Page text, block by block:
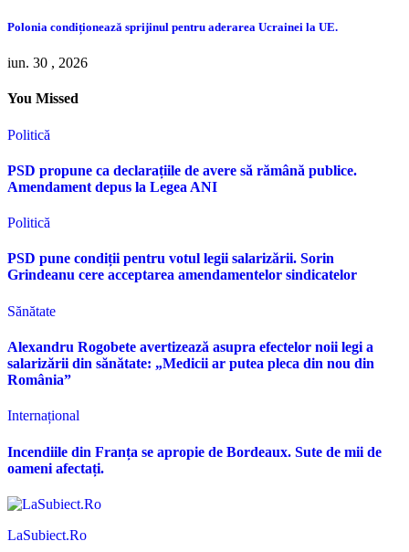
Polonia condiționează sprijinul pentru aderarea Ucrainei la UE.
iun. 30 , 2026
You Missed
Politică
PSD propune ca declarațiile de avere să rămână publice.
Amendament depus la Legea ANI
Politică
PSD pune condiții pentru votul legii salarizării. Sorin
Grindeanu cere acceptarea amendamentelor sindicatelor
Sănătate
Alexandru Rogobete avertizează asupra efectelor noii legi a
salarizării din sănătate: „Medicii ar putea pleca din nou din
România”
Internațional
Incendiile din Franța se apropie de Bordeaux. Sute de mii de
oameni afectați.
LaSubiect.Ro